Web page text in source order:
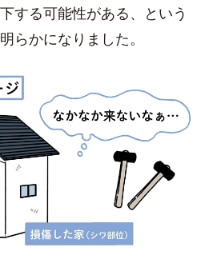
する可能性がある、という
らかになりました。